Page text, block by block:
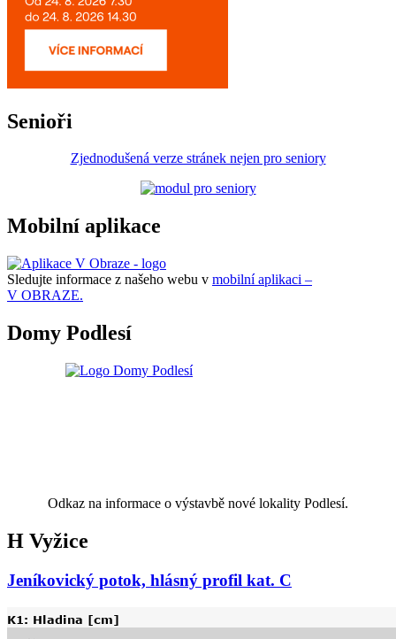
Senioři
Zjednodušená verze stránek nejen pro seniory
Mobilní aplikace
Sledujte informace z našeho webu v mobilní aplikaci –
V OBRAZE.
Domy Podlesí
Odkaz na informace o výstavbě nové lokality Podlesí.
H Vyžice
Jeníkovický potok, hlásný profil kat. C